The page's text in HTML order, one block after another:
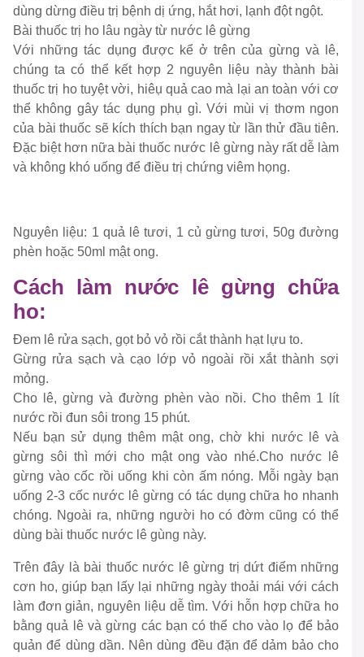
dùng dừng điều trị bệnh dị ứng, hắt hơi, lạnh đột ngột.
Bài thuốc trị ho lâu ngày từ nước lê gừng
Với những tác dụng được kể ở trên của gừng và lê,
chúng ta có thể kết hợp 2 nguyên liệu này thành bài
thuốc trị ho tuyệt vời, hiêụ quả cao mà lại an toàn với cơ
thể không gây tác dụng phụ gì. Với mùi vị thơm ngon
của bài thuốc sẽ kích thích bạn ngay từ lần thử đầu tiên.
Đặc biệt hơn nữa bài thuốc nước lê gừng này rất dễ làm
và không khó uống để điều trị chứng viêm họng.
Nguyên liệu: 1 quả lê tươi, 1 củ gừng tươi, 50g đường
phèn hoặc 50ml mật ong.
Cách làm nước lê gừng chữa
ho:
Đem lê rửa sạch, gọt bỏ vỏ rồi cắt thành hạt lựu to.
Gừng rửa sạch và cạo lớp vỏ ngoài rồi xắt thành sợi
mỏng.
Cho lê, gừng và đường phèn vào nồi. Cho thêm 1 lít
nước rồi đun sôi trong 15 phút.
Nếu bạn sử dụng thêm mật ong, chờ khi nước lê và
gừng sôi thì mới cho mật ong vào nhé.Cho nước lê
gừng vào cốc rồi uống khi còn ấm nóng. Mỗi ngày bạn
uống 2-3 cốc nước lê gừng có tác dụng chữa ho nhanh
chóng. Ngoài ra, những người ho có đờm cũng có thể
dùng bài thuốc nước lê gùng này.
Trên đây là bài thuốc nước lê gừng trị dứt điểm những
cơn ho, giúp bạn lấy lại những ngày thoải mái với cách
làm đơn giản, nguyên liệu dễ tìm. Với hỗn hợp chữa ho
bằng quả lê và gừng các bạn có thể cho vào lọ để bảo
quản để dùng dần. Nên dùng đều đặn để dảm bảo cho